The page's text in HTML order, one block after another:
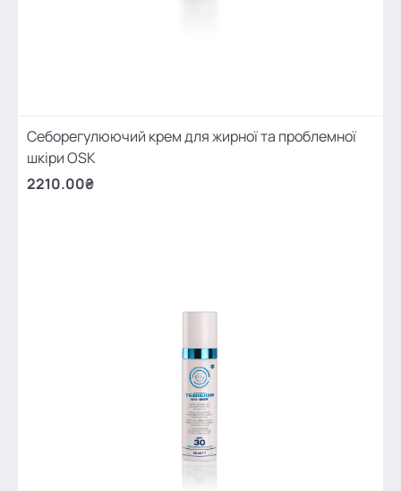
Себорегулюючий крем для жирної та проблемної
шкіри OSK
2210.00₴